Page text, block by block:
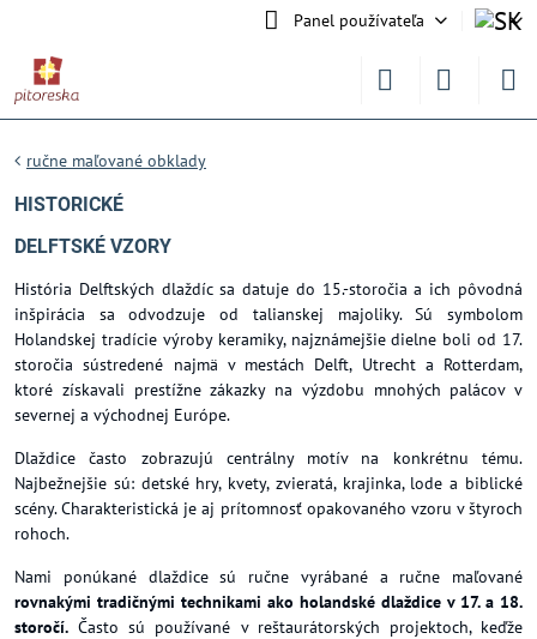
Panel používateľa
ručne maľované obklady
HISTORICKÉ
DELFTSKÉ VZORY
História Delftských dlaždíc sa datuje do 15.-storočia a ich pôvodná
inšpirácia sa odvodzuje od talianskej majoliky. Sú symbolom
Holandskej tradície výroby keramiky, najznámejšie dielne boli od 17.
storočia sústredené najmä v mestách Delft, Utrecht a Rotterdam,
ktoré získavali prestížne zákazky na výzdobu mnohých palácov v
severnej a východnej Európe.
Dlaždice často zobrazujú centrálny motív na konkrétnu tému.
Najbežnejšie sú: detské hry, kvety, zvieratá, krajinka, lode a biblické
scény. Charakteristická je aj prítomnosť opakovaného vzoru v štyroch
rohoch.
Nami ponúkané dlaždice sú ručne vyrábané a ručne maľované
rovnakými tradičnými technikami ako holandské dlaždice v 17. a 18.
storočí. Často sú používané v reštaurátorských projektoch, keďže